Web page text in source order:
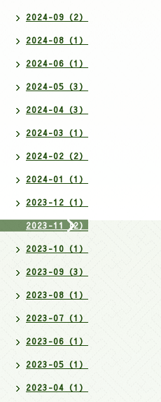
2024-09（2）
2024-08（1）
2024-06（1）
2024-05（3）
2024-04（3）
2024-03（1）
2024-02（2）
2024-01（1）
2023-12（1）
2023-11（2）
2023-10（1）
2023-09（3）
2023-08（1）
2023-07（1）
2023-06（1）
2023-05（1）
2023-04（1）